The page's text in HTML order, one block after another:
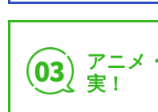
アニメ
実！